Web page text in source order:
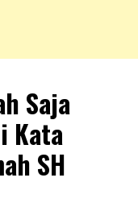
Saja
Kata
SH